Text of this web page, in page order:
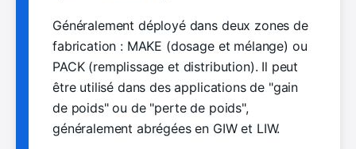
Généralement déployé dans deux zones de
fabrication : MAKE (dosage et mélange) ou
PACK (remplissage et distribution). Il peut
être utilisé dans des applications de "gain
de poids" ou de "perte de poids",
généralement abrégées en GIW et LIW.